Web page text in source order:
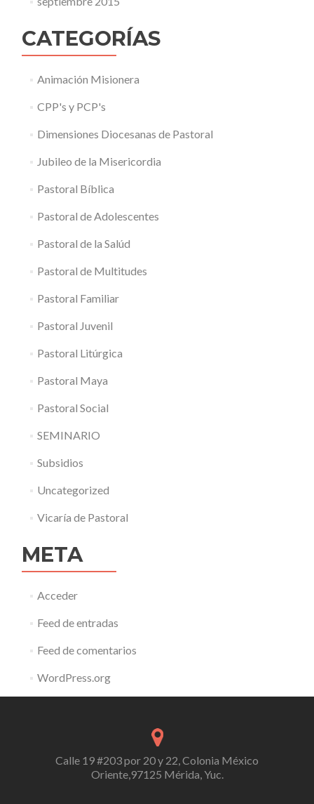
CATEGORÍAS
Animación Misionera
CPP's y PCP's
Dimensiones Diocesanas de Pastoral
Jubileo de la Misericordia
Pastoral Bíblica
Pastoral de Adolescentes
Pastoral de la Salúd
Pastoral de Multitudes
Pastoral Familiar
Pastoral Juvenil
Pastoral Litúrgica
Pastoral Maya
Pastoral Social
SEMINARIO
Subsidios
Uncategorized
Vicaría de Pastoral
META
Acceder
Feed de entradas
Feed de comentarios
WordPress.org
Calle 19 #203 por 20 y 22, Colonia México
Oriente,97125 Mérida, Yuc.